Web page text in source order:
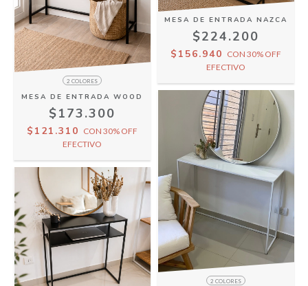
2 COLORES
MESA DE ENTRADA WOOD
$173.300
$121.310 CON 30% OFF
EFECTIVO
MESA DE ENTRADA NAZCA
$224.200
$156.940 CON 30% OFF
EFECTIVO
2 COLORES